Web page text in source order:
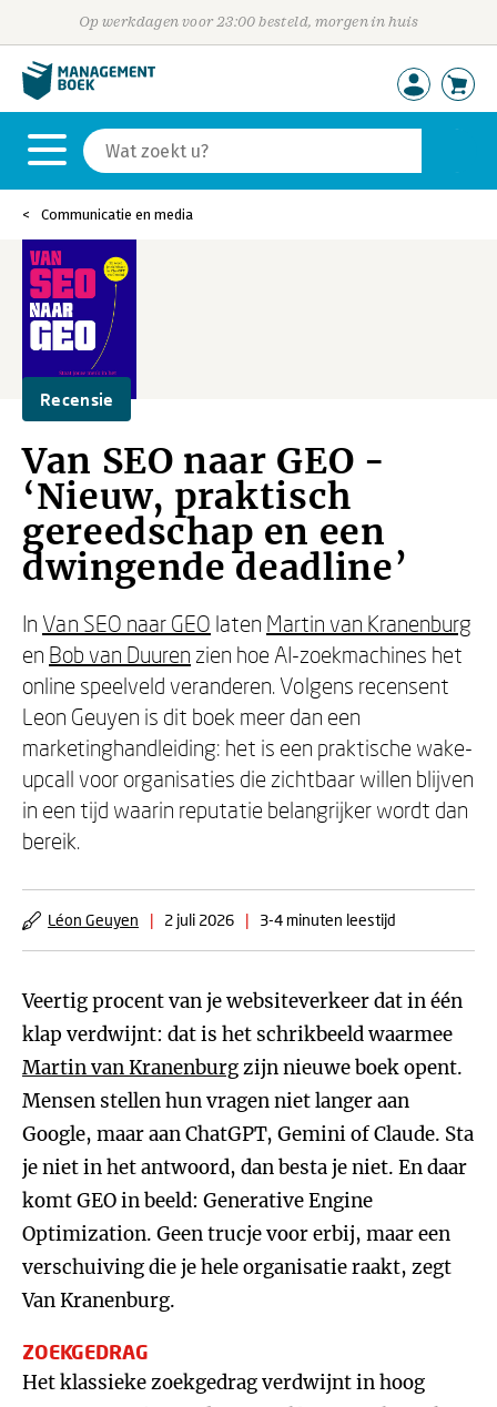
Op werkdagen voor 23:00 besteld, morgen in huis
Communicatie en media
Recensie
Van SEO naar GEO -
‘Nieuw, praktisch
gereedschap en een
dwingende deadline’
In Van SEO naar GEO laten Martin van Kranenburg
en Bob van Duuren zien hoe AI-zoekmachines het
online speelveld veranderen. Volgens recensent
Leon Geuyen is dit boek meer dan een
marketinghandleiding: het is een praktische wake-
upcall voor organisaties die zichtbaar willen blijven
in een tijd waarin reputatie belangrijker wordt dan
bereik.
Léon Geuyen | 2 juli 2026 | 3-4 minuten leestijd
Veertig procent van je websiteverkeer dat in één
klap verdwijnt: dat is het schrikbeeld waarmee
Martin van Kranenburgzijn nieuwe boek opent.
Mensen stellen hun vragen niet langer aan
Google, maar aan ChatGPT, Gemini of Claude. Sta
je niet in het antwoord, dan besta je niet. En daar
komt GEO in beeld: Generative Engine
Optimization. Geen trucje voor erbij, maar een
verschuiving die je hele organisatie raakt, zegt
Van Kranenburg.
ZOEKGEDRAG
Het klassieke zoekgedrag verdwijnt in hoog